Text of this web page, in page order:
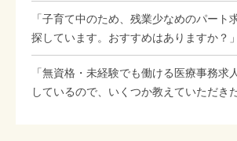
「子育て中のため、残業少なめのパート
探しています。おすすめはありますか？」
「無資格・未経験でも働ける医療事務求
しているので、いくつか教えていただき